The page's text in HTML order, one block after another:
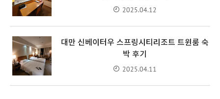
2025.04.12
대만 신베이터우 스프링시티리조트 트윈룸 숙
박 후기
2025.04.11